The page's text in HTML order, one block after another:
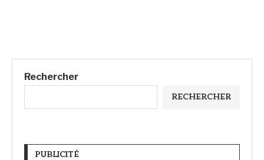
Rechercher
RECHERCHER
PUBLICITÉ